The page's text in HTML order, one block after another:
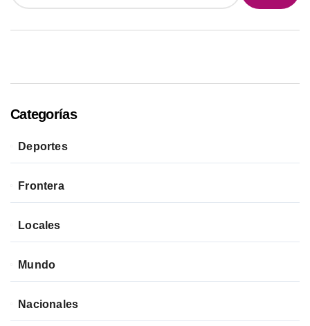
Categorías
Deportes
Frontera
Locales
Mundo
Nacionales